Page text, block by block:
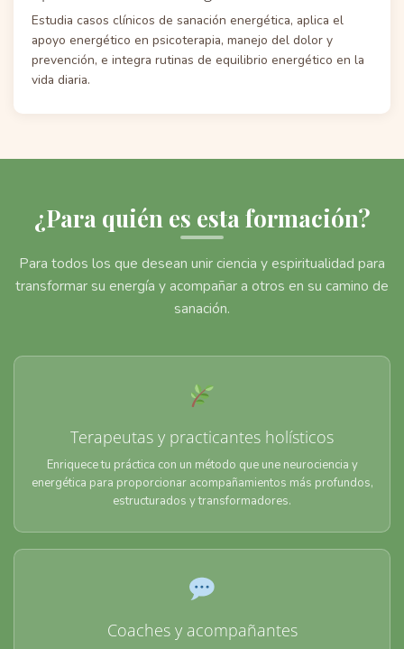
Estudia casos clínicos de sanación energética, aplica el
apoyo energético en psicoterapia, manejo del dolor y
prevención, e integra rutinas de equilibrio energético en la
vida diaria.
¿Para quién es esta formación?
Para todos los que desean unir ciencia y espiritualidad para
transformar su energía y acompañar a otros en su camino de
sanación.
Terapeutas y practicantes holísticos
Enriquece tu práctica con un método que une neurociencia y
energética para proporcionar acompañamientos más profundos,
estructurados y transformadores.
Coaches y acompañantes